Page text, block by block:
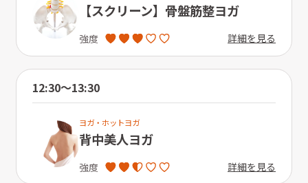
【スクリーン】骨盤筋整ヨガ
強度 詳細を見る
12:30〜13:30
ヨガ・ホットヨガ
背中美人ヨガ
強度 詳細を見る